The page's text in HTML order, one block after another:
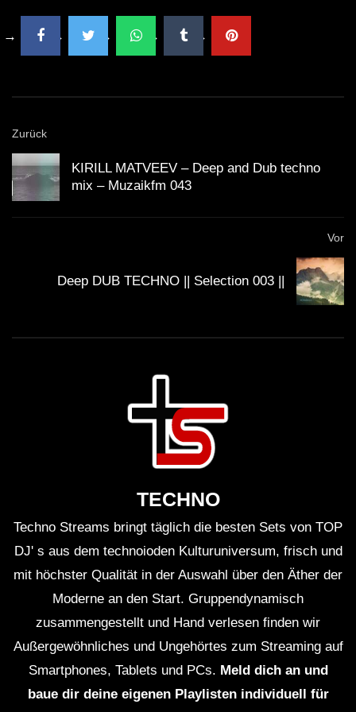
Dub and Down tempo mix – BUMANI –
Muzaikfm 035
Dub Techno live jamming, rehearsal
ION – Dub Techno TV Podcast Series
#8 [2021]
Dub Techno Sessions Episode 092
DUB TECHNO || Selection 013 ||
Dub Techno Music Set In The Mix #22
DOWN TEMPO & DUB – Faidel –
DUB TECHNO || Selection 099 || Train
of Thought
M-Eject – Dub Techno TV Podcast
Series #9 [2021]
Zurück
KIRILL MATVEEV – Deep and Dub techno
mix – Muzaikfm 043
Vor
Deep DUB TECHNO || Selection 003 ||
TECHNO
Techno Streams bringt täglich die besten Sets von TOP
DJ' s aus dem technoioden Kulturuniversum, frisch und
mit höchster Qualität in der Auswahl über den Äther der
Moderne an den Start. Gruppendynamisch
zusammengestellt und Hand verlesen finden wir
Außergewöhnliches und Ungehörtes zum Streaming auf
Smartphones, Tablets und PCs. Meld dich an und
baue dir deine eigenen Playlisten individuell für